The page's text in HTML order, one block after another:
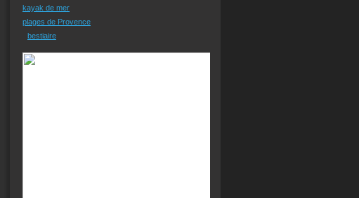
kayak de mer
plages de Provence
bestiaire